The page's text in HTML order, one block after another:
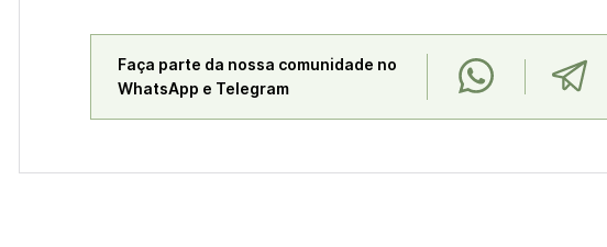
Faça parte da nossa comunidade no
WhatsApp e Telegram